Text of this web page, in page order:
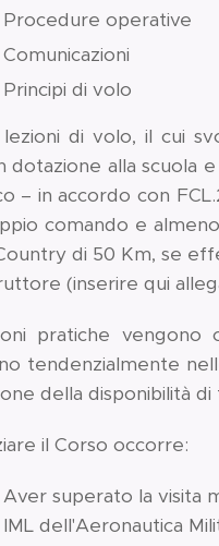
Procedure operative
Comunicazioni
Principi di volo
di volo, il cui
dotazione alla scuola
– in accordo con
comando e
di 50 Km, se
(inserire qui
pratiche
tendenzialmente
della disponibilità
il Corso occorre:
Aver superato la visita
IML dell'Aeronautica